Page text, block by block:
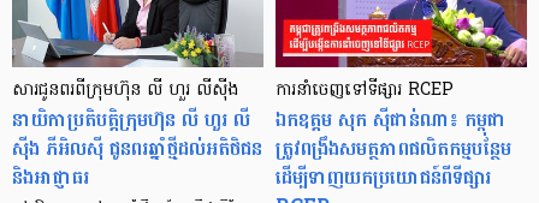
សារជូនពរពីក្រុមហ៊ុន លី ហួរ លីស៊ីង
នាយិកា​ប្រតិបត្តិ​ក្រុមហ៊ុន លី ហួរ លី
ស៊ីង ភីអិលស៊ី ជូនពរ​ឆ្នាំថ្មីដល់​អតិថិជន​
និង​អាជ្ញាធរ
ការនាំចេញទៅទីផ្សារ RCEP
ឯកឧត្តម សុក ស៊ីផាន់ណា៖ កម្ពុជា
ត្រូវពង្រឹងសមត្ថភាពផលិតកម្មបន្ថែម
ដើម្បីទាញយកប្រយោជន៍ពីទីផ្សារ